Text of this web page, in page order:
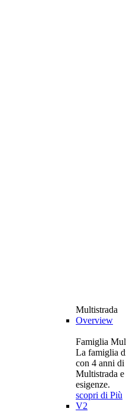
Multistrada
Overview
Famiglia
La famiglia
con 4 anni di
Multistrada
esigenze.
scopri di Più
V2